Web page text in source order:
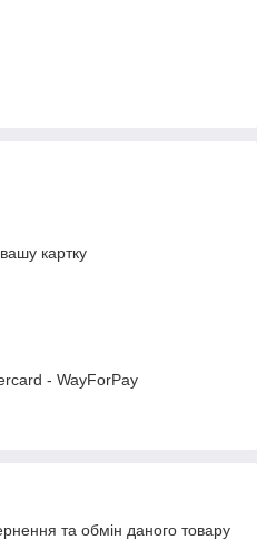
картку
- WayForPay
та обмін даного товару